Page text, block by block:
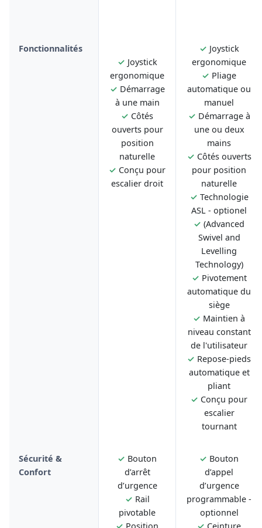
Fonctionnalités
✓ Joystick
ergonomique
✓ Démarrage
à une main
✓ Côtés
ouverts pour
position
naturelle
✓ Conçu pour
escalier droit
✓ Joystick
ergonomique
✓ Pliage
automatique ou
manuel
✓ Démarrage à
une ou deux
mains
✓ Côtés ouverts
pour position
naturelle
✓ Technologie
ASL - optionel
✓ (Advanced
Swivel and
Levelling
Technology)
✓ Pivotement
automatique du
siège
✓ Maintien à
niveau constant
de l'utilisateur
✓ Repose-pieds
automatique et
pliant
✓ Conçu pour
escalier
tournant
Sécurité &
Confort
✓ Bouton
d’arrêt
d’urgence
✓ Rail
pivotable
✓ Bouton
d’appel
d’urgence
programmable -
optionnel